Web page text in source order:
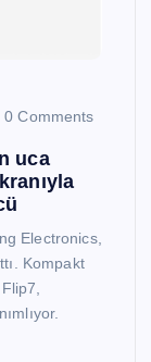
0 Comments
uca
Electronics,
Kompakt